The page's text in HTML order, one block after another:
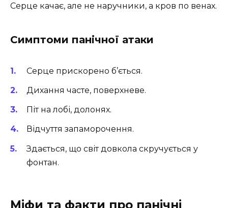
Серце качає, але не наручники, а кров по венах.
Симптоми панічної атаки
Серце прискорено б’ється.
Дихання часте, поверхневе.
Піт на лобі, долонях.
Відчуття запаморочення.
Здається, що світ довкола скручується у
фонтан.
Міфи та факти про панічні